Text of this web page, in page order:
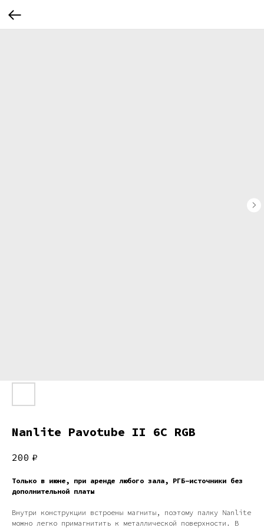
Nanlite Pavotube II 6C RGB
200 ₽
Только в июне, при аренде любого зала, РГБ-источники без
дополнительной платы
Внутри конструкции встроены магниты, поэтому палку Nanlite
можно легко примагнитить к металлической поверхности. В